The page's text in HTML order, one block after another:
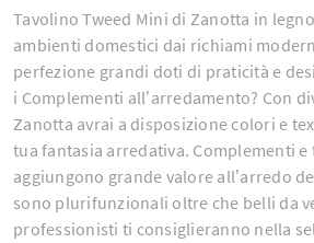
Tavolino Tweed Mini di Zanotta in
ambienti domestici dai richiami
perfezione grandi doti di praticità e
i Complementi all’arredamento? Con
Zanotta avrai a disposizione colori e
tua fantasia arredativa. Complementi
aggiungono grande valore all’arredo
sono plurifunzionali oltre che belli da
professionisti ti consiglieranno nella